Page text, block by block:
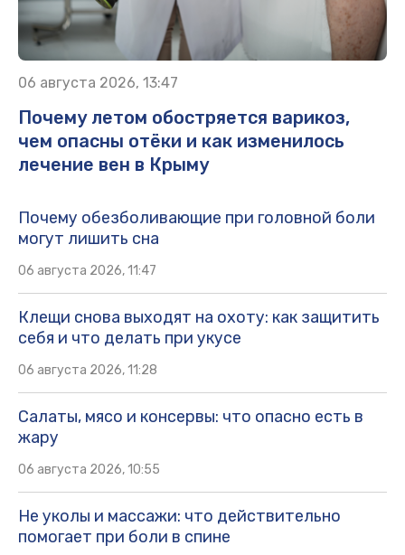
06 августа 2026, 13:47
Почему летом обостряется варикоз,
чем опасны отёки и как изменилось
лечение вен в Крыму
Почему обезболивающие при головной боли
могут лишить сна
06 августа 2026, 11:47
Клещи снова выходят на охоту: как защитить
себя и что делать при укусе
06 августа 2026, 11:28
Салаты, мясо и консервы: что опасно есть в
жару
06 августа 2026, 10:55
Не уколы и массажи: что действительно
помогает при боли в спине